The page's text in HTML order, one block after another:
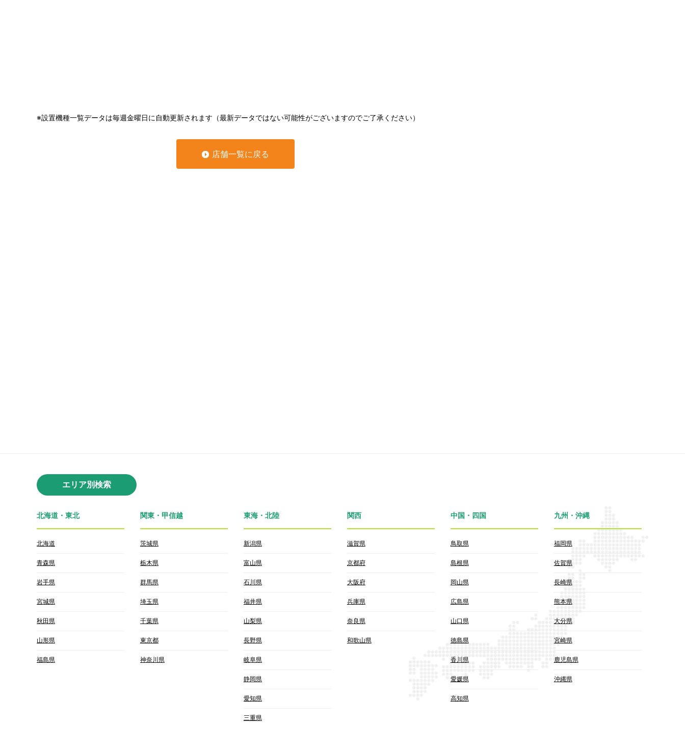
※設置機種一覧データは毎週金曜日に自動更新されます（最新データではない可能性がございますのでご了承ください）
店舗一覧に戻る
エリア別検索
北海道・東北
北海道
青森県
岩手県
宮城県
秋田県
山形県
福島県
関東・甲信越
茨城県
栃木県
群馬県
埼玉県
千葉県
東京都
神奈川県
東海・北陸
新潟県
富山県
石川県
福井県
山梨県
長野県
岐阜県
静岡県
愛知県
三重県
関西
滋賀県
京都府
大阪府
兵庫県
奈良県
和歌山県
中国・四国
鳥取県
島根県
岡山県
広島県
山口県
徳島県
香川県
愛媛県
高知県
九州・沖縄
福岡県
佐賀県
長崎県
熊本県
大分県
宮崎県
鹿児島県
沖縄県